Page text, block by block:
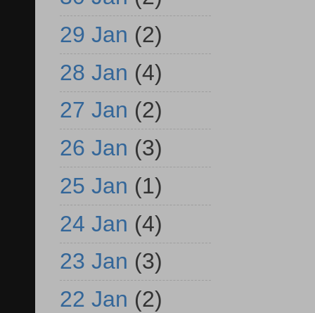
29 Jan (2)
28 Jan (4)
27 Jan (2)
26 Jan (3)
25 Jan (1)
24 Jan (4)
23 Jan (3)
22 Jan (2)